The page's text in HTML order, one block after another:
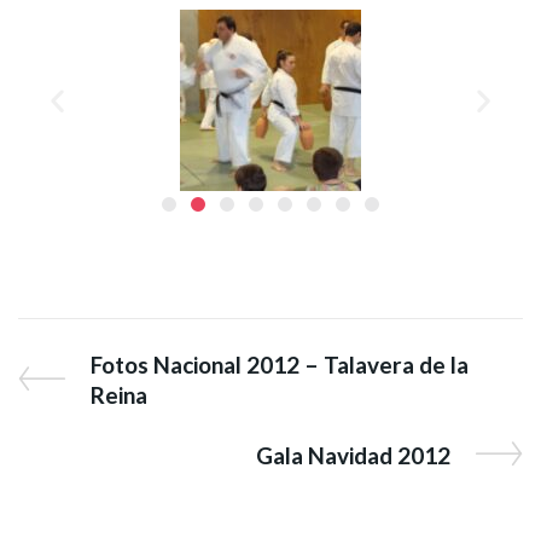
Fotos Nacional 2012 – Talavera de la
Reina
Gala Navidad 2012